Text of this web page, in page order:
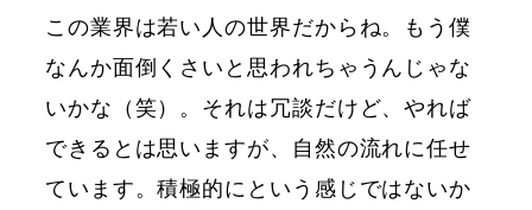
この業界は若い人の世界だからね。もう僕
なんか面倒くさいと思われちゃうんじゃな
いかな（笑）。それは冗談だけど、やれば
できるとは思いますが、自然の流れに任せ
ています。積極的にという感じではないか